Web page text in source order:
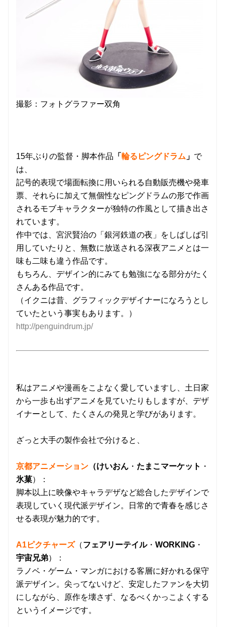
撮影：フォトグラファー双角
15年ぶりの監督・脚本作品 「 輪るピングドラム 」 で
は、
記号的表現で場面転換に用いられる自動販売機や発車
票、それらに加えて無個性なピングドラムの形で作画
されるモブキャラクターが独特の作風として描き出さ
れています。
作中では、宮沢賢治の「銀河鉄道の夜」をしばしば引
用していたりと、無数に放送される深夜アニメとは一
味も二味も違う作品です。
もちろん、デザイン的にみても勉強になる部分がたく
さんある作品です。
（イクニは昔、グラフィックデザイナーになろうとし
ていたという事実もあります。）
http://penguindrum.jp/
私はアニメや漫画をこよなく愛していますし、土日家
から一歩も出ずアニメを見ていたりもしますが、デザ
イナーとして、たくさんの発見と学びがあります。
ざっと大手の製作会社で分けると、
京都アニメーション （けいおん ・ たまこマーケット ・
氷菓）：
脚本以上に映像やキャラデザなど総合したデザインで
表現していく現代派デザイン。日常的で青春を感じさ
せる表現が魅力的です。
A1ピクチャーズ（フェアリーテイル・ WORKING ・
宇宙兄弟）：
ラノベ・ゲーム・マンガにおける客層に好かれる保守
派デザイン。尖ってないけど、安定したファンを大切
にしながら、原作を壊さず、なるべくかっこよくする
というイメージです。